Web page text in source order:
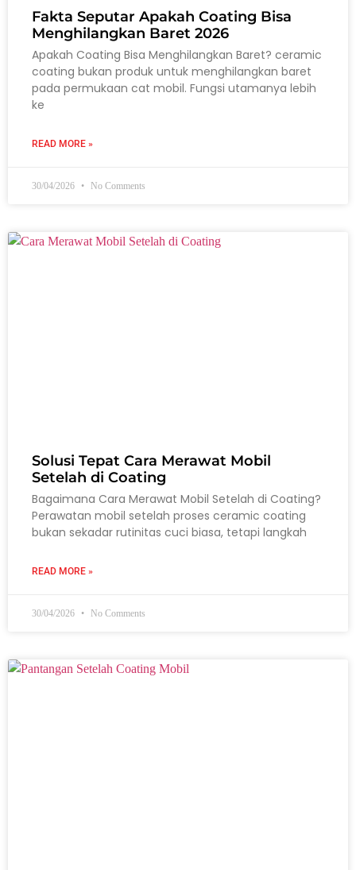
Fakta Seputar Apakah Coating Bisa
Menghilangkan Baret 2026
Apakah Coating Bisa Menghilangkan Baret? ceramic
coating bukan produk untuk menghilangkan baret
pada permukaan cat mobil. Fungsi utamanya lebih
ke
READ MORE »
30/04/2026 No Comments
Solusi Tepat Cara Merawat Mobil
Setelah di Coating
Bagaimana Cara Merawat Mobil Setelah di Coating?
Perawatan mobil setelah proses ceramic coating
bukan sekadar rutinitas cuci biasa, tetapi langkah
READ MORE »
30/04/2026 No Comments